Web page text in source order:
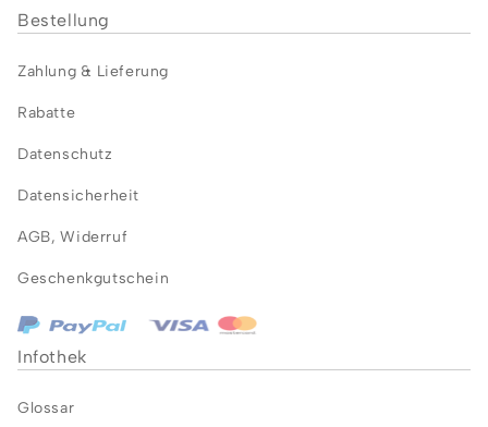
Bestellung
Zahlung & Lieferung
Rabatte
Datenschutz
Datensicherheit
AGB,Widerruf
Geschenkgutschein
Infothek
Glossar